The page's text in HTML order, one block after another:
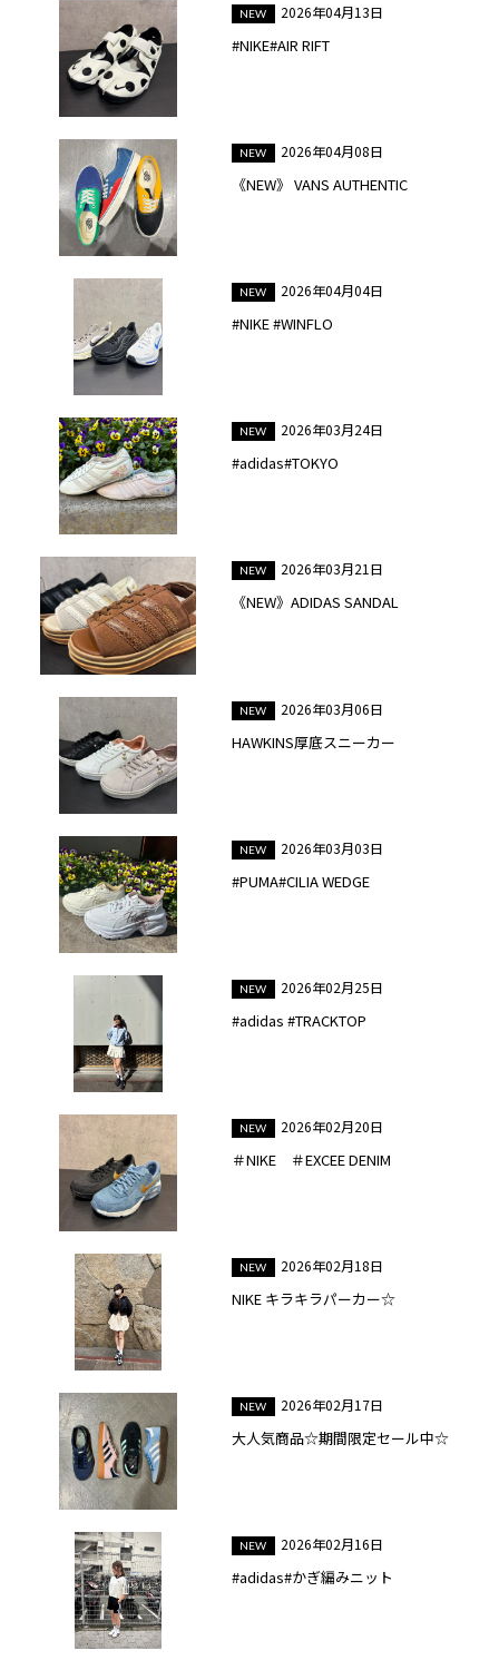
2026年04月13日
#NIKE#AIR RIFT
2026年04月08日
《NEW》 VANS AUTHENTIC
2026年04月04日
#NIKE #WINFLO
2026年03月24日
#adidas#TOKYO
2026年03月21日
《NEW》ADIDAS SANDAL
2026年03月06日
HAWKINS厚底スニーカー
2026年03月03日
#PUMA#CILIA WEDGE
2026年02月25日
#adidas #TRACKTOP
2026年02月20日
＃NIKE ＃EXCEE DENIM
2026年02月18日
NIKE キラキラパーカー☆
2026年02月17日
大人気商品☆期間限定セール中☆
2026年02月16日
#adidas#かぎ編みニット